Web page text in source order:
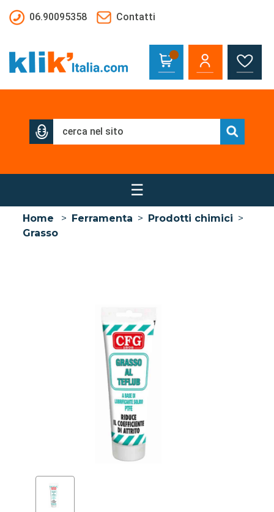
06.90095358
Contatti
☰
Home > Ferramenta > Prodotti chimici >
Grasso